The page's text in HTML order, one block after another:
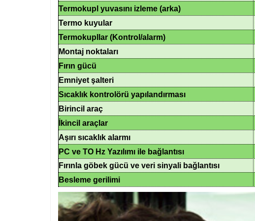
Termokupl yuvasını izleme (arka)
Termo kuyular
Termokupllar (Kontrol/alarm)
Montaj noktaları
Fırın gücü
Emniyet şalteri
Sıcaklık kontrolörü yapılandırması
Birincil araç
İkincil araçlar
Aşırı sıcaklık alarmı
PC ve TO Hz Yazılımı ile bağlantısı
Fırınla ​​göbek gücü ve veri sinyali bağlantısı
Besleme gerilimi